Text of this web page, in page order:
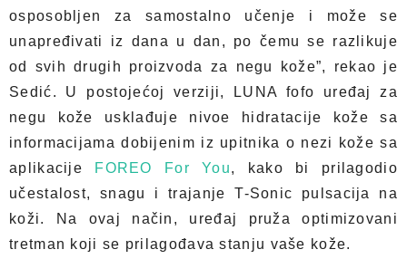
osposobljen za samostalno učenje i može se
unapređivati iz dana u dan, po čemu se razlikuje
od svih drugih proizvoda za negu kože”, rekao je
Sedić. U postojećoj verziji, LUNA fofo uređaj za
negu kože usklađuje nivoe hidratacije kože sa
informacijama dobijenim iz upitnika o nezi kože sa
aplikacije
FOREO For You, kako bi prilagodio
učestalost, snagu i trajanje T-Sonic pulsacija na
koži. Na ovaj način, uređaj pruža optimizovani
tretman koji se prilagođava stanju vaše kože.